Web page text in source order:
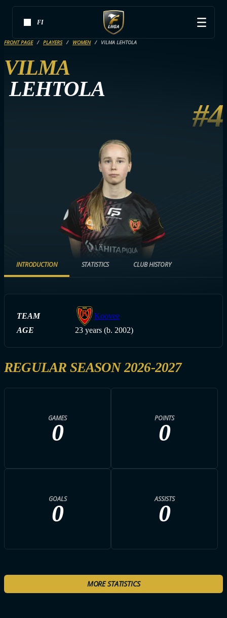
FI
FRONT PAGE PLAYERS WOMEN VILMA LEHTOLA
VILMA
LEHTOLA
#4
INTRODUCTION STATISTICS CLUB HISTORY
TEAM
Koovee
AGE
23 years (b. 2002)
REGULAR SEASON 2026-2027
GAMES
0
POINTS
0
GOALS
0
ASSISTS
0
MORE STATISTICS